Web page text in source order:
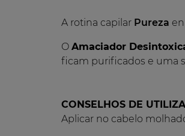
A rotina capilar Pureza
O Amaciador
ficam purificados e uma
CONSELHOS DE
Aplicar no cabelo